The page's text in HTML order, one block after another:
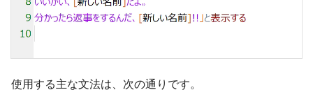
使用する主な文法は、次の通りです。